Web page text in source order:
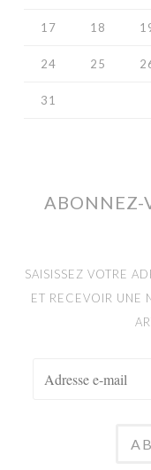
17 18
24 25
31
ABONNEZ-
SAISISSEZ VOTRE
ET RECEVOIR UNE